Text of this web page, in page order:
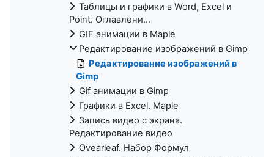
Таблицы и графики в Word, Excel и
Point. Оглавлени...
GIF анимации в Maple
Редактирование изображений в Gimp
Редактирование изображений в
Gimp
Gif анимации в Gimp
Графики в Excel. Maple
Запись видео с экрана.
Редактирование видео
Ovearleaf. Набор Формул